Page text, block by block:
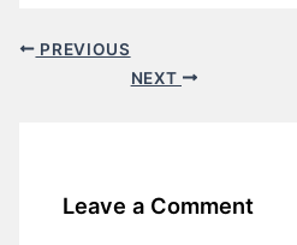
PREVIOUS
NEXT
Leave a Comment